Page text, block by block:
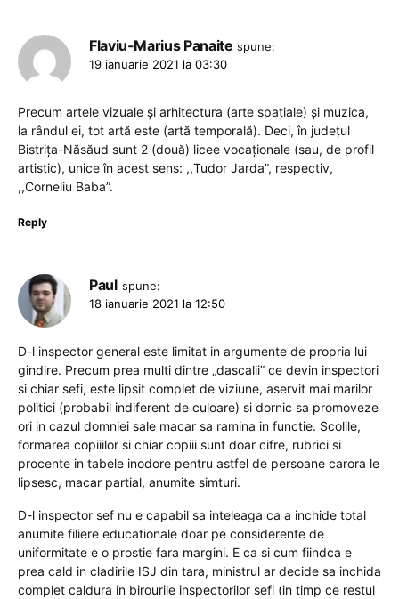
Flaviu-Marius Panaite spune:
19 ianuarie 2021 la 03:30
Precum artele vizuale și arhitectura (arte spațiale) și muzica,
la rândul ei, tot artă este (artă temporală). Deci, în județul
Bistrița-Năsăud sunt 2 (două) licee vocaționale (sau, de profil
artistic), unice în acest sens: ,,Tudor Jarda”, respectiv,
,,Corneliu Baba”.
Reply
Paul spune:
18 ianuarie 2021 la 12:50
D-l inspector general este limitat in argumente de propria lui
gindire. Precum prea multi dintre „dascalii” ce devin inspectori
si chiar sefi, este lipsit complet de viziune, aservit mai marilor
politici (probabil indiferent de culoare) si dornic sa promoveze
ori in cazul domniei sale macar sa ramina in functie. Scolile,
formarea copiiilor si chiar copiii sunt doar cifre, rubrici si
procente in tabele inodore pentru astfel de persoane carora le
lipsesc, macar partial, anumite simturi.
D-l inspector sef nu e capabil sa inteleaga ca a inchide total
anumite filiere educationale doar pe considerente de
uniformitate e o prostie fara margini. E ca si cum fiindca e
prea cald in cladirile ISJ din tara, ministrul ar decide sa inchida
complet caldura in birourile inspectorilor sefi (in timp ce restul